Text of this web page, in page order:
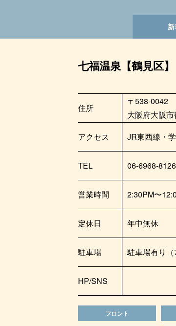
七福温泉【鶴見区】
住所
〒538-0042
大阪府大阪
アクセス
JR東西線・
TEL 06-6968-8126
営業時間 2:30PM〜
定休日 年中無休
駐車場 駐車場有り（
HP/SNS
フロント